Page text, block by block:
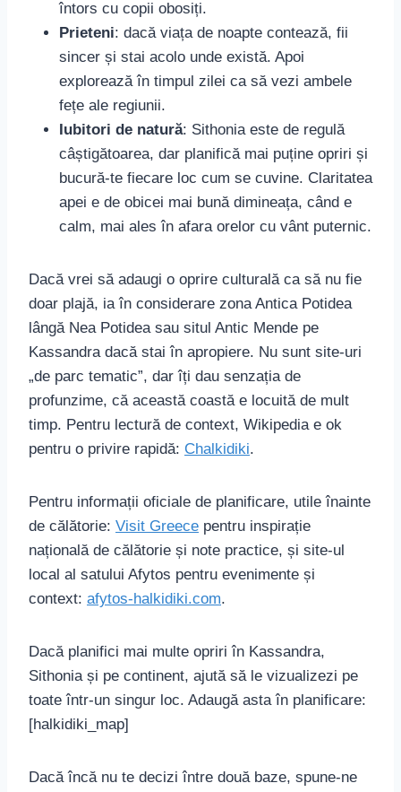
întors cu copii obosiți.
Prieteni: dacă viața de noapte contează, fii
sincer și stai acolo unde există. Apoi
explorează în timpul zilei ca să vezi ambele
fețe ale regiunii.
Iubitori de natură: Sithonia este de regulă
câștigătoarea, dar planifică mai puține opriri și
bucură-te fiecare loc cum se cuvine. Claritatea
apei e de obicei mai bună dimineața, când e
calm, mai ales în afara orelor cu vânt puternic.
Dacă vrei să adaugi o oprire culturală ca să nu fie
doar plajă, ia în considerare zona Antica Potidea
lângă Nea Potidea sau situl Antic Mende pe
Kassandra dacă stai în apropiere. Nu sunt site-uri
„de parc tematic”, dar îți dau senzația de
profunzime, că această coastă e locuită de mult
timp. Pentru lectură de context, Wikipedia e ok
pentru o privire rapidă: Chalkidiki.
Pentru informații oficiale de planificare, utile înainte
de călătorie: Visit Greece pentru inspirație
națională de călătorie și note practice, și site-ul
local al satului Afytos pentru evenimente și
context: afytos-halkidiki.com.
Dacă planifici mai multe opriri în Kassandra,
Sithonia și pe continent, ajută să le vizualizezi pe
toate într-un singur loc. Adaugă asta în planificare:
[halkidiki_map]
Dacă încă nu te decizi între două baze, spune-ne